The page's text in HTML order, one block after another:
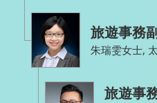
旅遊事務
朱瑞雯女士,
旅遊事